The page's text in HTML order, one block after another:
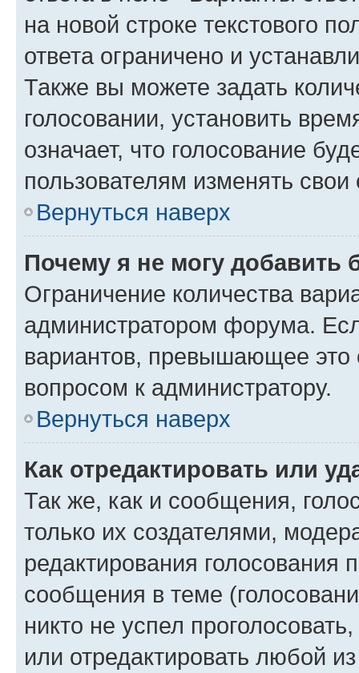
на новой строке текстового
ответа ограничено и
Также вы можете задать
голосовании, установить
означает, что голосование
пользователям изменять свои
Вернуться наверх
Почему я не могу добавить
Ограничение количества
администратором форума.
вариантов, превышающее это
вопросом к администратору.
Вернуться наверх
Как отредактировать или
Так же, как и сообщения,
только их создателями,
редактирования голосования
сообщения в теме
никто не успел
или отредактировать любой